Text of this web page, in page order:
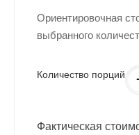
Ориентировочная
выбранного
Количество порций
Фактическая